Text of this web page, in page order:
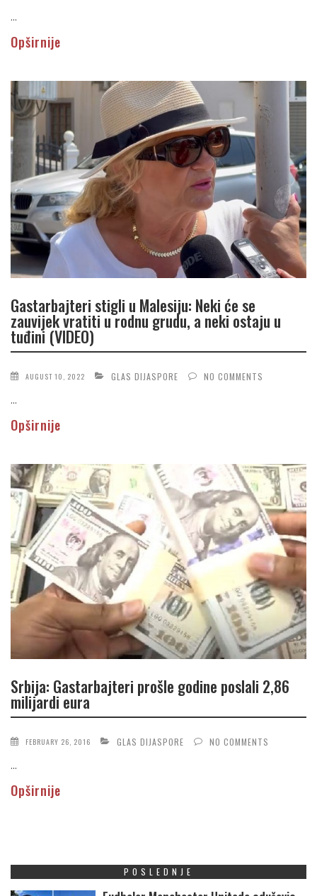
...
Opširnije
Gastarbajteri stigli u Malesiju: Neki će se
zauvijek vratiti u rodnu grudu, a neki ostaju u
tuđini (VIDEO)
AUGUST 10, 2022 GLAS DIJASPORE NO COMMENTS
...
Opširnije
Srbija: Gastarbajteri prošle godine poslali 2,86
milijardi eura
FEBRUARY 26, 2016 GLAS DIJASPORE NO COMMENTS
...
Opširnije
POSLEDNJE